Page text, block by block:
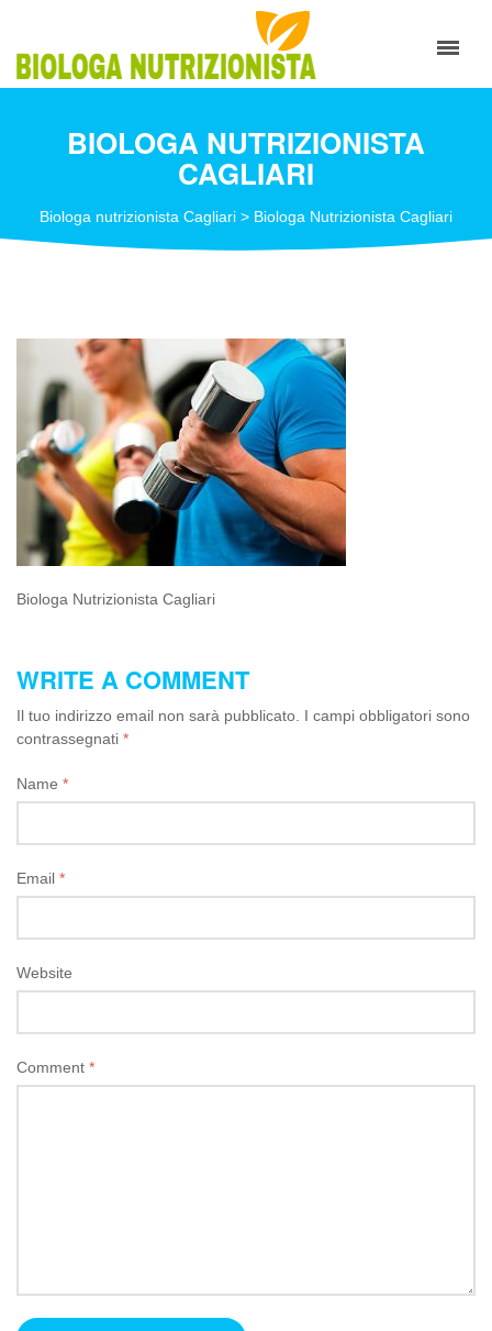
BIOLOGA NUTRIZIONISTA
CAGLIARI
Biologa nutrizionista Cagliari > Biologa Nutrizionista Cagliari
Biologa Nutrizionista Cagliari
WRITE A COMMENT
Il tuo indirizzo email non sarà pubblicato. I campi obbligatori sono
contrassegnati *
Name *
Email *
Website
Comment *